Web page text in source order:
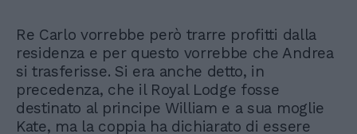
Re Carlo vorrebbe però trarre profitti dalla
residenza e per questo vorrebbe che Andrea
si trasferisse. Si era anche detto, in
precedenza, che il Royal Lodge fosse
destinato al principe William e a sua moglie
Kate, ma la coppia ha dichiarato di essere